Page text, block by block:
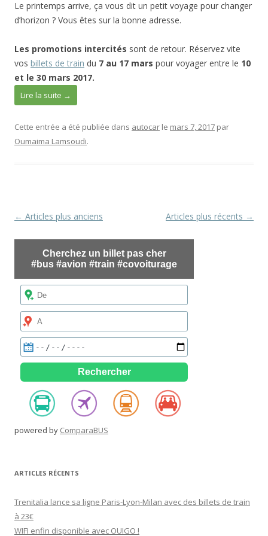
Le printemps arrive, ça vous dit un petit voyage pour changer
d’horizon ? Vous êtes sur la bonne adresse.
Les promotions intercités sont de retour. Réservez vite
vos billets de train du 7 au 17 mars pour voyager entre le 10
et le 30 mars 2017.
Lire la suite →
Cette entrée a été publiée dans autocar le mars 7, 2017 par
Oumaima Lamsoudi.
Navigation
articles
← Articles plus anciens Articles plus récents →
powered by ComparaBUS
ARTICLES RÉCENTS
Trenitalia lance sa ligne Paris-Lyon-Milan avec des billets de train
à 23€
WIFI enfin disponible avec OUIGO !